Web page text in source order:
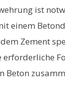
ist
einem
Zement
Beton